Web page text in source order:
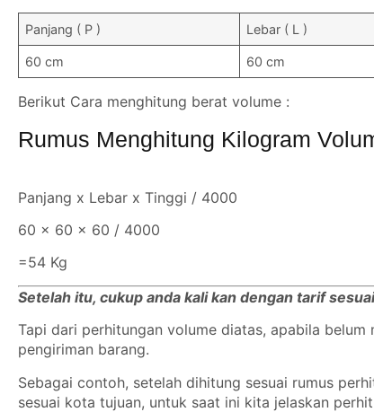
Panjang ( P ) Lebar ( L )
60 cm 60 cm
Berikut Cara menghitung berat volume :
Rumus Menghitung Kilogram
Panjang x Lebar x Tinggi / 4000
60 x 60 x 60 / 4000
=54 Kg
Setelah itu, cukup anda kali kan dengan tarif
Tapi dari perhitungan volume diatas, apabila
pengiriman barang.
Sebagai contoh, setelah dihitung sesuai rumus
sesuai kota tujuan, untuk saat ini kita jelaskan